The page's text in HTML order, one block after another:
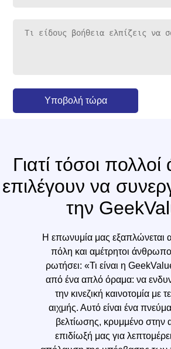
Υποβολή τώρα
Γιατί τόσοι
επιλέγουν να
την
Η επωνυμία μας εξαπλώνεται
πόλη και αμέτρητοι
ρωτήσει: «Τι είναι η
από ένα απλό όραμα: να
την κινεζική καινοτομία με
αιχμής. Αυτό είναι ένα
βελτίωσης, κρυμμένο στην
επιδίωξή μας για